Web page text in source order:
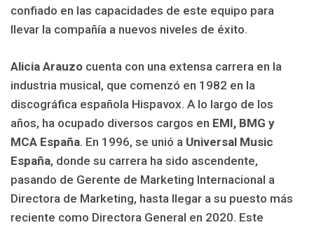
confiado en las capacidades de este equipo para
llevar la compañía a nuevos niveles de éxito.
Alicia Arauzo cuenta con una extensa carrera en la
industria musical, que comenzó en 1982 en la
discográfica española Hispavox. A lo largo de los
años, ha ocupado diversos cargos en EMI, BMG y
MCA España. En 1996, se unió a Universal Music
España, donde su carrera ha sido ascendente,
pasando de Gerente de Marketing Internacional a
Directora de Marketing, hasta llegar a su puesto más
reciente como Directora General en 2020. Este